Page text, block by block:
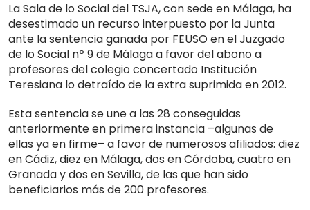
La Sala de lo Social del TSJA, con sede en Málaga, ha
desestimado un recurso interpuesto por la Junta
ante la sentencia ganada por FEUSO en el Juzgado
de lo Social nº 9 de Málaga a favor del abono a
profesores del colegio concertado Institución
Teresiana lo detraído de la extra suprimida en 2012.
Esta sentencia se une a las 28 conseguidas
anteriormente en primera instancia –algunas de
ellas ya en firme– a favor de numerosos afiliados: diez
en Cádiz, diez en Málaga, dos en Córdoba, cuatro en
Granada y dos en Sevilla, de las que han sido
beneficiarios más de 200 profesores.